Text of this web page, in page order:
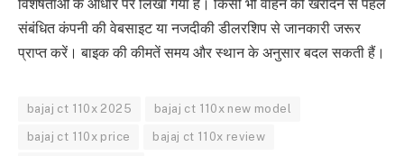
विशेषताओं के आधार पर लिखा गया है। किसी भी वाहन को खरीदने से पहले
संबंधित कंपनी की वेबसाइट या नजदीकी डीलरशिप से जानकारी जरूर
प्राप्त करें। बाइक की कीमतें समय और स्थान के अनुसार बदल सकती हैं।
bajaj ct 110x 2025 bajaj ct 110x new model
bajaj ct 110x price bajaj ct 110x review